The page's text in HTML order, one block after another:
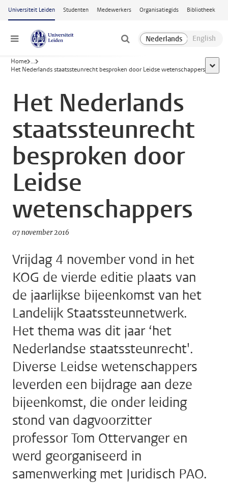
Ga naar hoofdinhoud
Universiteit Leiden Studenten Medewerkers Organisatiegids Bibliotheek
Menu
Home ...
Het Nederlands staatssteunrecht besproken door Leidse wetenschappers toon
Het Nederlands
staatssteunrecht
besproken door
Leidse
wetenschappers
07 november 2016
Vrijdag 4 november vond in het
KOG de vierde editie plaats van
de jaarlijkse bijeenkomst van het
Landelijk Staatssteunnetwerk.
Het thema was dit jaar ‘het
Nederlandse staatssteunrecht'.
Diverse Leidse wetenschappers
leverden een bijdrage aan deze
bijeenkomst, die onder leiding
stond van dagvoorzitter
professor Tom Ottervanger en
werd georganiseerd in
samenwerking met Juridisch PAO.